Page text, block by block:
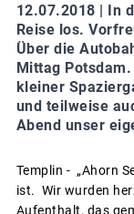
12.07.2018 | In
Reise los.
Über die
Mittag
kleiner
und teilweise
Abend unser
Templin - „Ahorn
ist. Wir wurden
Aufenthalt, das